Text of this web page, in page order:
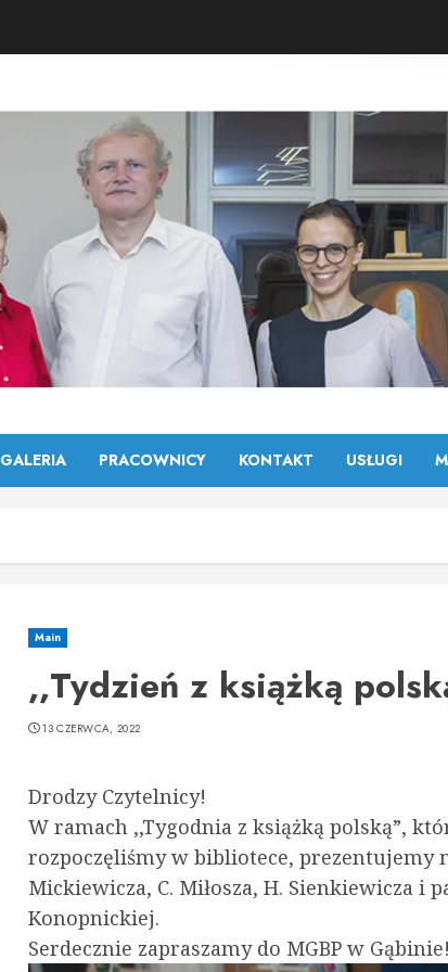
GALERIA PRACOWNICY KONTAKT USŁUGI
Main
,,Tydzień z książką
13 CZERWCA, 2022
Drodzy Czytelnicy!
W ramach ,,Tygodnia z książką polską”,
rozpoczęliśmy w bibliotece, prezentujemy
Mickiewicza, C. Miłosza, H. Sienkiewicza i
Konopnickiej.
Serdecznie zapraszamy do MGBP w Gąbinie!